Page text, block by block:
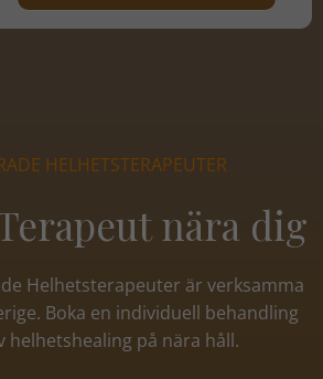
HELHETSTERAPEUTER
nära dig
Helhetsterapeuter är verksamma
Boka en individuell behandling
helhetshealing på nära håll.